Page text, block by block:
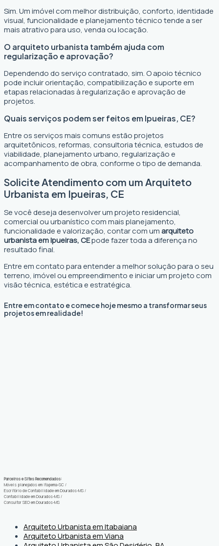
Sim. Um imóvel com melhor distribuição, conforto, identidade
visual, funcionalidade e planejamento técnico tende a ser
mais atrativo para uso, venda ou locação.
O arquiteto urbanista também ajuda com
regularização e aprovação?
Dependendo do serviço contratado, sim. O apoio técnico
pode incluir orientação, compatibilização e suporte em
etapas relacionadas à regularização e aprovação de
projetos.
Quais serviços podem ser feitos em Ipueiras, CE?
Entre os serviços mais comuns estão projetos
arquitetônicos, reformas, consultoria técnica, estudos de
viabilidade, planejamento urbano, regularização e
acompanhamento de obra, conforme o tipo de demanda.
Solicite Atendimento com um Arquiteto
Urbanista em Ipueiras, CE
Se você deseja desenvolver um projeto residencial,
comercial ou urbanístico com mais planejamento,
funcionalidade e valorização, contar com umarquiteto
urbanista em Ipueiras, CEpode fazer toda a diferença no
resultado final.
Entre em contato para entender a melhor solução para o seu
terreno, imóvel ou empreendimento e iniciar um projeto com
visão técnica, estética e estratégica.
Entre em contato e comece hoje mesmo a transformar seus
projetos em realidade!
Parceiros e Sites Recomendados:
Móveis planejados em Itapema-SC /
Escritório de Contabilidade em Dourados-MS /
Contabilidade em Dourados-MS /
Consultor SEO em Dourados-MS
Arquiteto Urbanista em Itabaiana
Arquiteto Urbanista em Viana